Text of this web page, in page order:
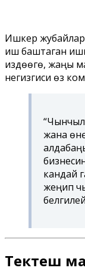
Ишкер жубайлар
иш баштаган
издөөгө, жаңы
негизгиси өз
жана
кандай
жеңип
Тектеш